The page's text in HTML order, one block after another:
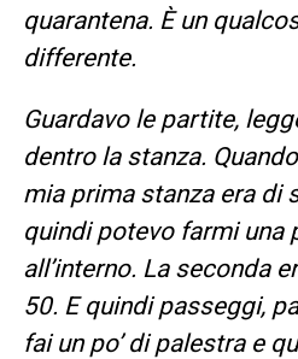
quarantena. È un
differente.
Guardavo le partite,
dentro la stanza.
mia prima stanza era di
quindi potevo farmi una
all’interno. La seconda
50. E quindi passeggi,
fai un po’ di palestra e